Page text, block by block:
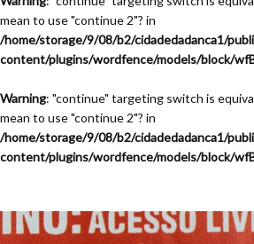
mean to use "continue 2"? in
/home/storage/9/08/b2/cidadedadanca1/
content/plugins/wordfence/models/block/
Warning: "continue" targeting switch is
mean to use "continue 2"? in
/home/storage/9/08/b2/cidadedadanca1/
content/plugins/wordfence/models/block/
Festival de Dança de Joinville -